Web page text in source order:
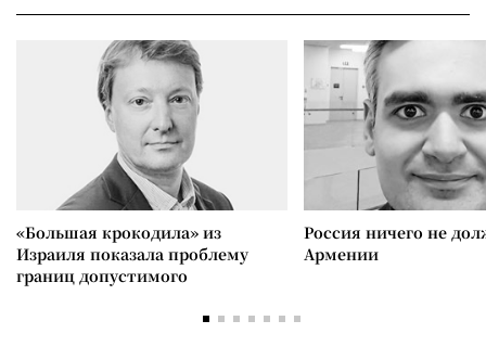
«Большая крокодила» из
Израиля показала проблему
границ допустимого
Россия ничего не
Армении